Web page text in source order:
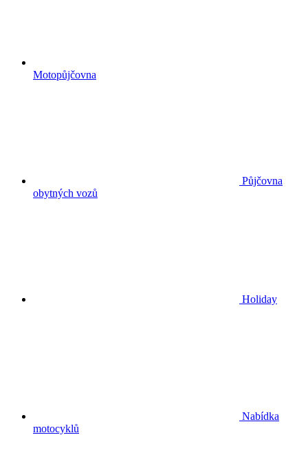
Motopůjčovna
Půjčovna
obytných vozů
Holiday
Nabídka
motocyklů